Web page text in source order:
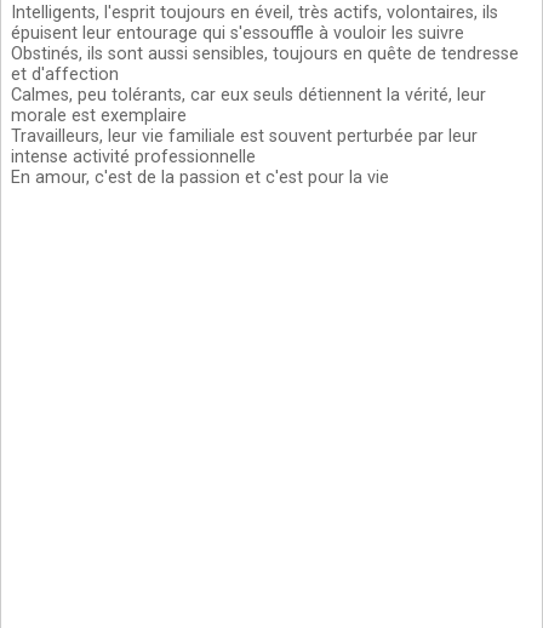
Intelligents, l'esprit toujours en éveil, très actifs, volontaires, ils
épuisent leur entourage qui s'essouffle à vouloir les suivre
Obstinés, ils sont aussi sensibles, toujours en quête de tendresse
et d'affection
Calmes, peu tolérants, car eux seuls détiennent la vérité, leur
morale est exemplaire
Travailleurs, leur vie familiale est souvent perturbée par leur
intense activité professionnelle
En amour, c'est de la passion et c'est pour la vie